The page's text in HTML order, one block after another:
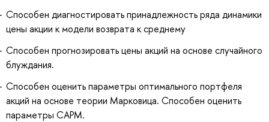
Способен диагностировать принадлежность ряда динамики
цены акции к модели возврата к среднему
Способен прогнозировать цены акций на основе случайного
блуждания.
Способен оценить параметры оптимального портфеля
акций на основе теории Марковица. Способен оценить
параметры CAPM.